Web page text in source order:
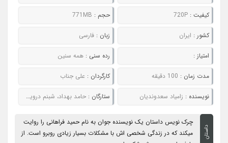
کیفیت :720P حجم : 771MB
کشور : ایران زبان : فارسی
امتیاز : رده سنی : همه سنین
مدت زمان : 100 دقیقه کارگردان : علی جناب
نویسنده : زامیاد سعدوندیان ستارگان : حامد بهداد، شبنم درویش، علیرضا کمالی، مجید غفاری، مجتبی سلمانی
داستان
چرک نویس داستان یک نویسنده جوان به نام حمید فراهانی را روایت
میکند که در زندگی شخصی اش با مشکلات بسیار زیادی روبرو است. از